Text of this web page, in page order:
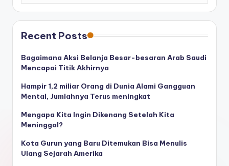
Recent Posts
Bagaimana Aksi Belanja Besar-besaran Arab Saudi
Mencapai Titik Akhirnya
Hampir 1,2 miliar Orang di Dunia Alami Gangguan
Mental, Jumlahnya Terus meningkat
Mengapa Kita Ingin Dikenang Setelah Kita
Meninggal?
Kota Gurun yang Baru Ditemukan Bisa Menulis
Ulang Sejarah Amerika